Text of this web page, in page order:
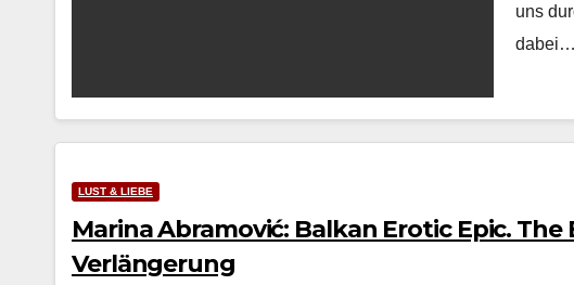
uns
dabei…
LUST & LIEBE
Marina Abramović: Balkan Erotic Epic.
Verlängerung